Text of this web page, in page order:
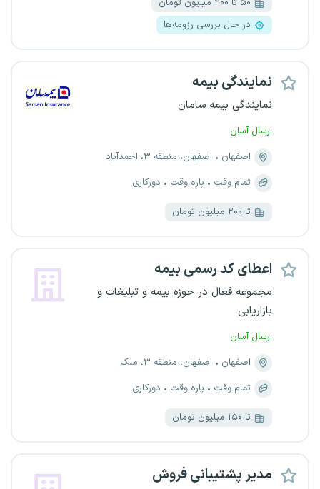
۵۰ تا ۲۰۰ میلیون تومان
در حال بررسی رزومه‌ها
نمایندگی بیمه
نمایندگی بیمه سامان
ارسال آسان
اصفهان
اصفهان، منطقه ۳، احمدآباد
تمام وقت
پاره وقت دورکاری
تا ۲۰۰ میلیون تومان
اعطای کد رسمی بیمه
مجموعه فعال در حوزه بیمه و تبلیغات و
بازاریابی
ارسال آسان
اصفهان
اصفهان، منطقه ۳، ملک
تمام وقت
پاره وقت دورکاری
تا ۱۵۰ میلیون تومان
مدیر پشتیبانی فروش